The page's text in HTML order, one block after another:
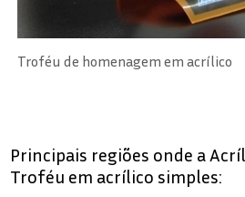
Troféu de homenagem em acrílico
Principais regiões onde a
Troféu em acrílico simples: